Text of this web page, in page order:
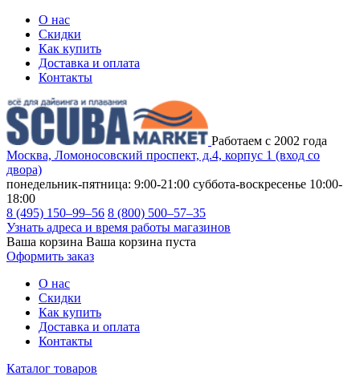
О нас
Скидки
Как купить
Доставка и оплата
Контакты
Работаем с 2002 года
Москва, Ломоносовский проспект, д.4, корпус 1 (вход со
двора)
понедельник-пятница: 9:00-21:00 суббота-воскресенье 10:00-
18:00
8 (495) 150–99–56 8 (800) 500–57–35
Узнать адреса и время работы магазинов
Ваша корзина Ваша корзина пуста
Оформить заказ
О нас
Скидки
Как купить
Доставка и оплата
Контакты
Каталог товаров